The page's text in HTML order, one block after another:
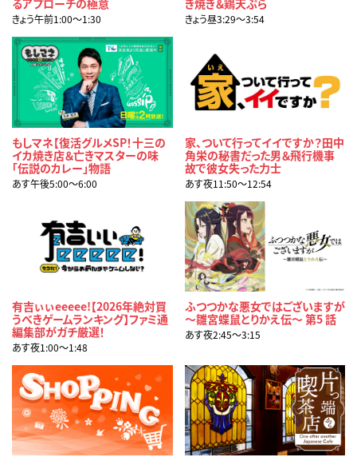
るアプローチの極意
きょう午前1:00〜1:30
き焼き＆鶏天ぷら
きょう昼3:29〜3:54
もしマネ【復活グルメSP！十三の
イカ焼き店＆亡きマスターの味
「伝説のカレー」物語
あす午後5:00〜6:00
家、ついて行ってイイですか？田中
角栄の秘書だった男＆飛行機事
故で彼女失った力士
あす夜11:50〜12:54
有吉ぃぃeeeee!【2026年絶対買
うべきゲームランキング】ファミ通
編集部がガチ厳選！
あす夜1:00〜1:48
ふつつかな悪女ではございますが
～雛宮蝶鼠とりかえ伝～ 第5 話
あす夜2:45〜3:15